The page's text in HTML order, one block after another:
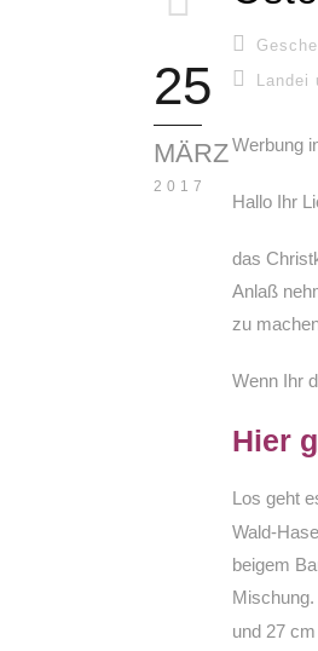
25
MÄRZ
2017
Landei
Werbung
Hallo Ihr
das
Anlaß
zu
Wenn Ihr
Hier
Los geht
Wald-
beigem
Mischung.
und 27